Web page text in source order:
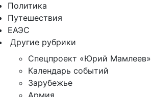
Политика
Путешествия
ЕАЭС
Другие рубрики
Спецпроект «Юрий Мамлеев»
Календарь событий
Зарубежье
Армия